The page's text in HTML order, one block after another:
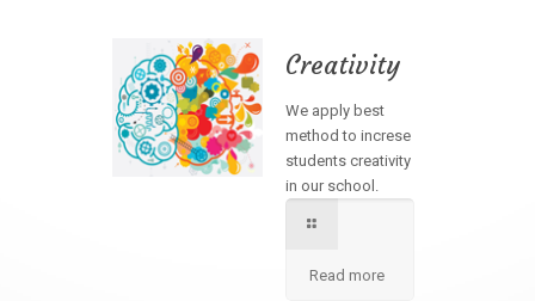
Creativity
We apply best
method to increse
students creativity
in our school.
Read more